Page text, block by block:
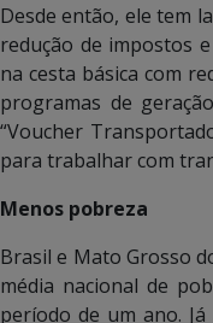
Desde então, ele tem
redução de impostos
na cesta básica com
programas de
“Voucher
para trabalhar com
Menos pobreza
Brasil e Mato Grosso
média nacional de
período de um ano.